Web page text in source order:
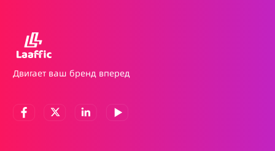
Двигает ваш бренд вперед